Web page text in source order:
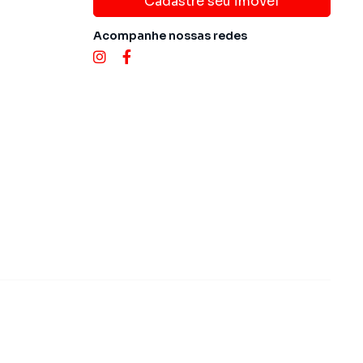
Acompanhe nossas redes